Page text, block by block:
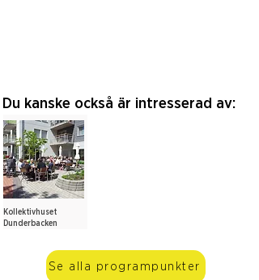
Du kanske också är intresserad av:
Kollektivhuset
Dunderbacken
Se alla programpunkter